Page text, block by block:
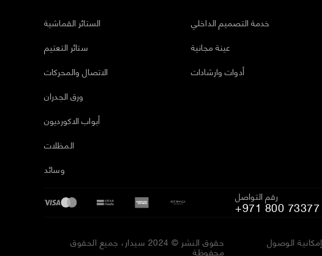
الستائر القماشية
ستائر التعتيم
الاتصال والمحركات
ورق الجدران
أبواب الاكورديون
المظلات
وسائد
خدمة التصميم الداخلي
عينة مجانية
أدوات وارشادات
رقم التواصل
+971 800 73377
حقوق النشر © 2024 سيدار، جميع الحقوق
محفوظة
إمكانية الوصول